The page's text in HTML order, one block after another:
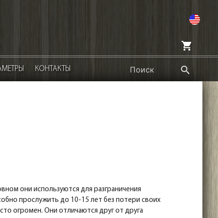
en
shopping_cart
КОНТАКТЫ search
они используются для разграничения
прослужить до 10-15 лет без потери своих
огромен. Они отличаются друг от друга